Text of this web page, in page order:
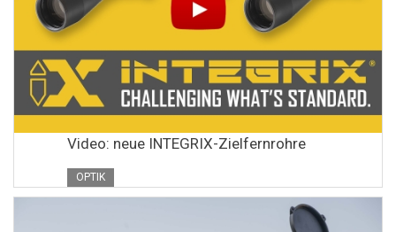
Video: neue INTEGRIX-Zielfernrohre
OPTIK